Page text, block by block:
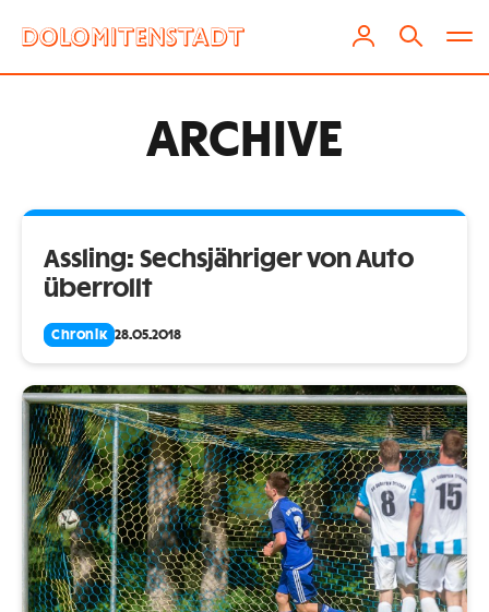
ARCHIVE
Assling: Sechsjähriger von Auto
überrollt
Chronik 28.05.2018